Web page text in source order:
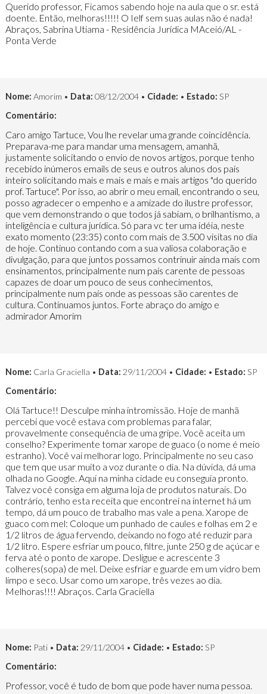
Querido professor, Ficamos sabendo hoje na aula que o sr. está
doente. Então, melhoras!!!!! O Ielf sem suas aulas não é nada!
Abraços, Sabrina Utiama - Residência Jurídica MAceió/AL -
Ponta Verde
Nome: Amorim • Data: 08/12/2004 • Cidade: • Estado: SP
Comentário:
Caro amigo Tartuce, Vou lhe revelar uma grande coincidência.
Preparava-me para mandar uma mensagem, amanhã,
justamente solicitando o envio de novos artigos, porque tenho
recebido inúmeros emails de seus e outros alunos dos país
inteiro solicitando mais e mais e mais e mais artigos "do querido
prof. Tartuce". Por isso, ao abrir o meu email, encontrando o seu,
posso agradecer o empenho e a amizade do ilustre professor,
que vem demonstrando o que todos já sabiam, o brilhantismo, a
inteligência e cultura jurídica. Só para vc ter uma idéia, neste
exato momento (23:35) conto com mais de 3.500 visitas no dia
de hoje. Continuo contando com a sua valiosa colaboração e
divulgação, para que juntos possamos contrinuir ainda mais com
ensinamentos, principalmente num país carente de pessoas
capazes de doar um pouco de seus conhecimentos,
principalmente num país onde as pessoas são carentes de
cultura. Continuamos juntos. Forte abraço do amigo e
admirador Amorim
Nome: Carla Graciella • Data: 29/11/2004 • Cidade: • Estado: SP
Comentário:
Olá Tartuce!! Desculpe minha intromissão. Hoje de manhã
percebi que você estava com problemas para falar,
provavelmente consequência de uma gripe. Você aceita um
conselho? Experimente tomar xarope de guaco (o nome é meio
estranho). Você vai melhorar logo. Principalmente no seu caso
que tem que usar muito a voz durante o dia. Na dúvida, dá uma
olhada no Google. Aqui na minha cidade eu conseguia pronto.
Talvez você consiga em alguma loja de produtos naturais. Do
contrário, tenho esta receita que encontrei na internet há um
tempo, dá um pouco de trabalho mas vale a pena. Xarope de
guaco com mel: Coloque um punhado de caules e folhas em 2 e
1/2 litros de água fervendo, deixando no fogo até reduzir para
1/2 litro. Espere esfriar um pouco, filtre, junte 250 g de açúcar e
ferva até o ponto de xarope. Desligue e acrescente 3
colheres(sopa) de mel. Deixe esfriar e guarde em um vidro bem
limpo e seco. Usar como um xarope, três vezes ao dia.
Melhoras!!!! Abraços. Carla Graciella
Nome: Pati • Data: 29/11/2004 • Cidade: • Estado: SP
Comentário:
Professor, você é tudo de bom que pode haver numa pessoa.